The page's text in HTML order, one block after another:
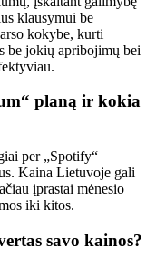
klausymui be
kokybe, kurti
be jokių apribojimų bei
planą ir kokia
per „Spotify“
Kaina Lietuvoje gali
įprastai mėnesio
iki kitos.
savo kainos?